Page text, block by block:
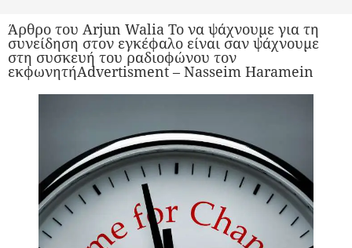
Άρθρο του Arjun Walia Το να ψάχνουμε για τη
συνείδηση στον εγκέφαλο είναι σαν ψάχνουμε
στη συσκευή του ραδιοφώνου τον
εκφωνητήAdvertisment – Nasseim Haramein